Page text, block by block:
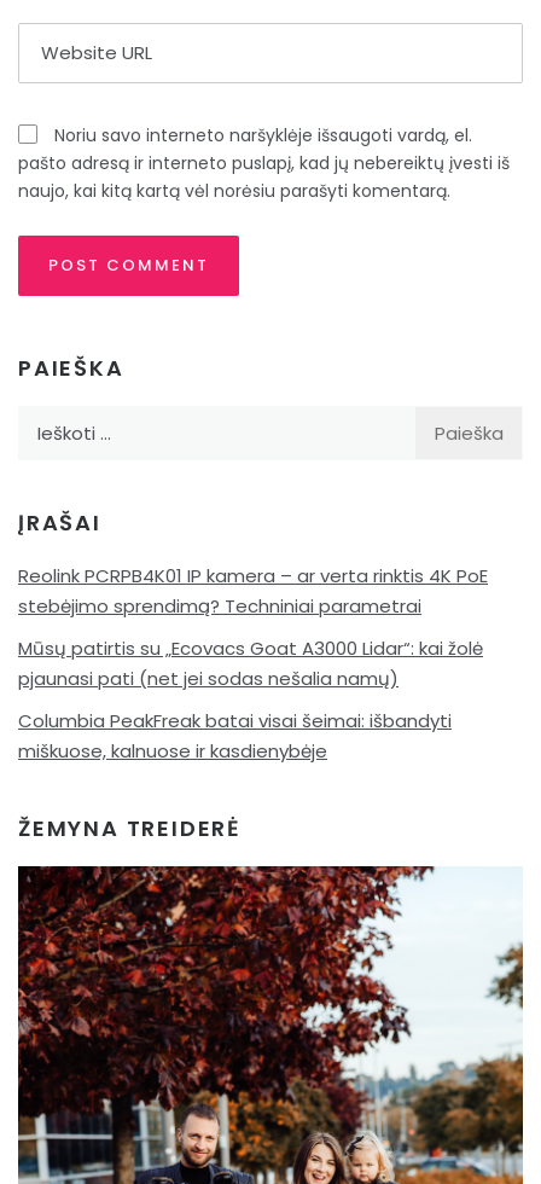
Noriu savo interneto naršyklėje išsaugoti vardą, el.
pašto adresą ir interneto puslapį, kad jų nebereiktų įvesti iš
naujo, kai kitą kartą vėl norėsiu parašyti komentarą.
PAIEŠKA
ĮRAŠAI
Reolink PCRPB4K01 IP kamera – ar verta rinktis 4K PoE
stebėjimo sprendimą? Techniniai parametrai
Mūsų patirtis su „Ecovacs Goat A3000 Lidar“: kai žolė
pjaunasi pati (net jei sodas nešalia namų)
Columbia PeakFreak batai visai šeimai: išbandyti
miškuose, kalnuose ir kasdienybėje
ŽEMYNA TREIDERĖ